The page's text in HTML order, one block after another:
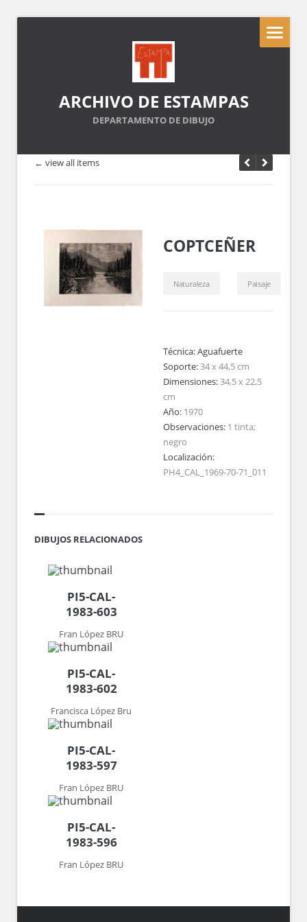
ARCHIVO DE ESTAMPAS
DEPARTAMENTO DE DIBUJO
← view all items
COPTCEÑER
Naturaleza Paisaje
Técnica:Aguafuerte
Soporte:34 x 44,5 cm
Dimensiones:34,5 x 22,5
cm
Año: 1970
Observaciones: 1 tinta;
negro
Localización:
PH4_CAL_1969-70-71_011
DIBUJOS RELACIONADOS
PI5-CAL-
1983-603
Fran López BRU
PI5-CAL-
1983-602
Francisca López Bru
PI5-CAL-
1983-597
Fran López BRU
PI5-CAL-
1983-596
Fran López BRU